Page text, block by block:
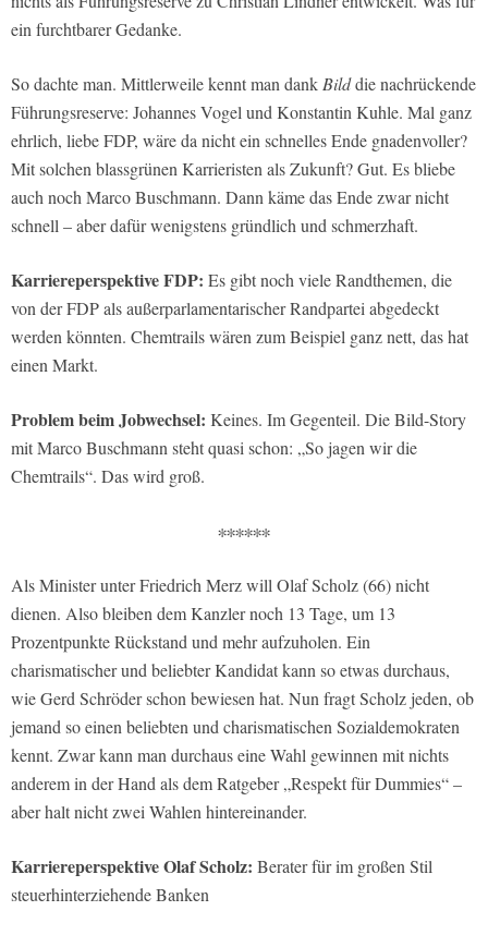
ein furchtbarer Gedanke.
So dachte man. Mittlerweile kennt man dankBilddie nachrückende
Führungsreserve: Johannes Vogel und Konstantin Kuhle. Mal ganz
ehrlich, liebe FDP, wäre da nicht ein schnelles Ende gnadenvoller?
Mit solchen blassgrünen Karrieristen als Zukunft? Gut. Es bliebe
auch noch Marco Buschmann. Dann käme das Ende zwar nicht
schnell – aber dafür wenigstens gründlich und schmerzhaft.
Karriereperspektive FDP: Es gibt noch viele Randthemen, die
von der FDP als außerparlamentarischer Randpartei abgedeckt
werden könnten. Chemtrails wären zum Beispiel ganz nett, das hat
einen Markt.
Problem beim Jobwechsel: Keines. Im Gegenteil. Die Bild-Story
mit Marco Buschmann steht quasi schon: „So jagen wir die
Chemtrails“. Das wird groß.
∗∗∗∗∗∗
Als Minister unter Friedrich Merz will Olaf Scholz (66) nicht
dienen. Also bleiben dem Kanzler noch 13 Tage, um 13
Prozentpunkte Rückstand und mehr aufzuholen. Ein
charismatischer und beliebter Kandidat kann so etwas durchaus,
wie Gerd Schröder schon bewiesen hat. Nun fragt Scholz jeden, ob
jemand so einen beliebten und charismatischen Sozialdemokraten
kennt. Zwar kann man durchaus eine Wahl gewinnen mit nichts
anderem in der Hand als dem Ratgeber „Respekt für Dummies“ –
aber halt nicht zwei Wahlen hintereinander.
Karriereperspektive Olaf Scholz: Berater für im großen Stil
steuerhinterziehende Banken